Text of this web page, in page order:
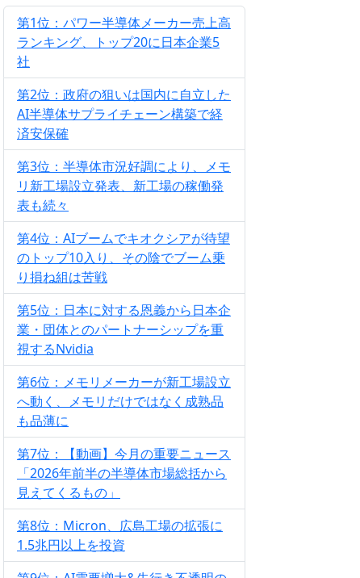
第1位：パワー半導体メーカー売上高
ランキング、トップ20に日本企業5
社
第2位：政府の狙いは国内に自立した
AI半導体サプライチェーン構築で経
済安保確
第3位：半導体市況好調により、メモ
リ新工場設立発表、新工場の稼働発
表も続々
第4位：AIブームでキオクシアが待望
のトップ10入り、その陰でブーム乗
り損ね組は苦戦
第5位：日本に対する恩義から日本企
業・団体とのパートナーシップを重
視するNvidia
第6位：メモリメーカーが新工場設立
へ動く、メモリだけではなく成熟品
も品薄に
第7位：【動画】今月の重要ニュース
「2026年前半の半導体市場総括から
見えてくるもの」
第8位：Micron、広島工場の拡張に
1.5兆円以上を投資